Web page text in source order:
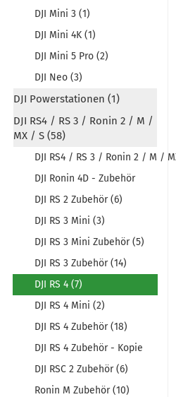
DJI Mini 3 (1)
DJI Mini 4K (1)
DJI Mini 5 Pro (2)
DJI Neo (3)
DJI Powerstationen (1)
DJI RS4 / RS 3 / Ronin 2 / M /
MX / S (58)
DJI RS4 / RS 3 / Ronin 2 / M /
DJI Ronin 4D - Zubehör
DJI RS 2 Zubehör (6)
DJI RS 3 Mini (3)
DJI RS 3 Mini Zubehör (5)
DJI RS 3 Zubehör (14)
DJI RS 4 (7)
DJI RS 4 Mini (2)
DJI RS 4 Zubehör (18)
DJI RS 4 Zubehör - Kopie
DJI RSC 2 Zubehör (6)
Ronin M Zubehör (10)